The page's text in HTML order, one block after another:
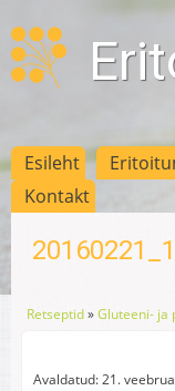
Esileht
Kontakt
Retseptid»Gluteeni- ja
Avaldatud: 21.